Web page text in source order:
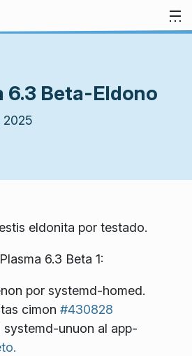
6.3 Beta-Eldono
2025
eldonita por testado.
6.3 Beta 1:
por systemd-homed.
cimon #430828
systemd-unuon al app-